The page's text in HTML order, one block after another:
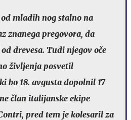
od mladih nog stalno na
znanega pregovora, da
drevesa. Tudi njegov oče
življenja posvetil
bo 18. avgusta dopolnil 17
član italijanske ekipe
pred tem je kolesaril za